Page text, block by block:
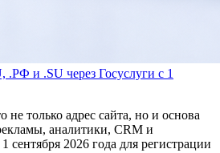
.РФ и .SU через Госуслуги с 1
не только адрес сайта, но и основа
аналитики, CRM и
сентября 2026 года для регистрации